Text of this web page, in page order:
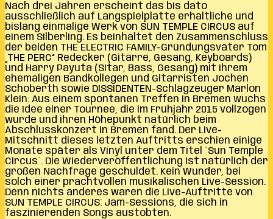
Nach drei Jahren erscheint das bis dato
ausschließlich auf Langspielplatte erhältliche und
bislang einmalige Werk von SUN TEMPLE CIRCUS auf
einem Silberling. Es beinhaltet den Zusammenschluss
der beiden THE ELECTRIC FAMILY-Gründungsväter Tom
„THE PERC“ Redecker (Gitarre, Gesang, Keyboards)
und Harry Payuta (Sitar, Bass, Gesang) mit ihrem
ehemaligen Bandkollegen und Gitarristen Jochen
Schoberth sowie DISSIDENTEN-Schlagzeuger Marlon
Klein. Aus einem spontanen Treffen in Bremen wuchs
die Idee einer Tournee, die im Frühjahr 2015 vollzogen
wurde und ihren Höhepunkt natürlich beim
Abschlusskonzert in Bremen fand. Der Live-
Mitschnitt dieses letzten Auftritts erschien einige
Monate später als Vinyl unter dem Titel ´Sun Temple
Circus´. Die Wiederveröffentlichung ist natürlich der
großen Nachfrage geschuldet. Kein Wunder, bei
solch einer prachtvollen musikalischen Live-Session.
Denn nichts anderes waren die Live-Auftritte von
SUN TEMPLE CIRCUS: Jam-Sessions, die sich in
faszinierenden Songs austobten.